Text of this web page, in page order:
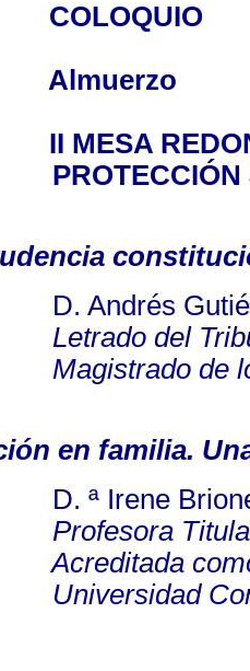
COLOQUIO
Almuerzo
II MESA
del Tribunal
de lo
en familia.
Briones
Titular de
como